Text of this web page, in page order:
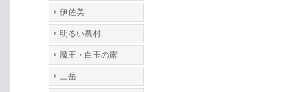
伊佐美
明るい農村
魔王・白玉の露
三岳